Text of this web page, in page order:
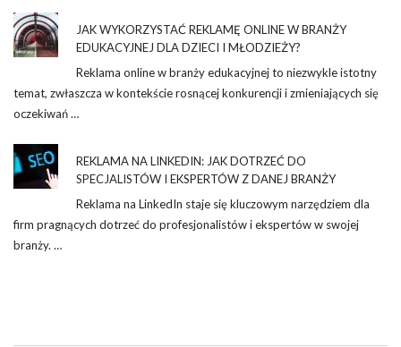
JAK WYKORZYSTAĆ REKLAMĘ ONLINE W BRANŻY
EDUKACYJNEJ DLA DZIECI I MŁODZIEŻY?
Reklama online w branży edukacyjnej to niezwykle istotny
temat, zwłaszcza w kontekście rosnącej konkurencji i zmieniających się
oczekiwań …
REKLAMA NA LINKEDIN: JAK DOTRZEĆ DO
SPECJALISTÓW I EKSPERTÓW Z DANEJ BRANŻY
Reklama na LinkedIn staje się kluczowym narzędziem dla
firm pragnących dotrzeć do profesjonalistów i ekspertów w swojej
branży. …